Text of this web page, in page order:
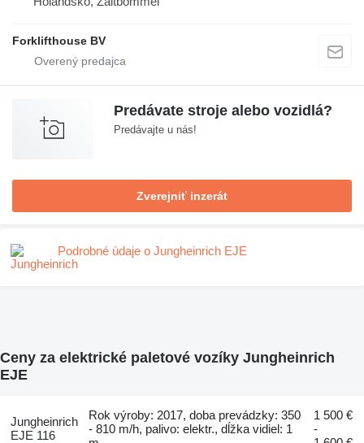
Forklifthouse BV
Predávate stroje alebo vozidlá?
Predávajte u nás!
Zverejniť inzerát
Podrobné údaje o Jungheinrich EJE
Ceny za elektrické paletové vozíky Jungheinrich
EJE
Jungheinrich
EJE 116
Rok výroby: 2017, doba prevádzky: 350
- 810 m/h, palivo: elektr., dĺžka vidiel: 1
1 500 €
-